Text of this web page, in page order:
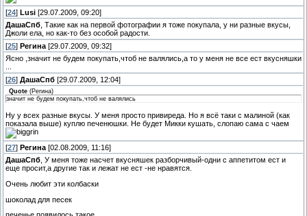
[24] Lusi [29.07.2009, 09:20]
ДашаСпб , Такие как на первой фотографии я тоже покупала, у ни разные вкусы,
Джоли ела, но как-то без особой радости.
[25] Регина [29.07.2009, 09:32]
Ясно ,значит не будем покупать,чтоб не валялись,а то у меня не все ест вкусняшки
[26] ДашаСпб [29.07.2009, 12:04]
Quote (Регина)
значит не будем покупать,чтоб не валялись
Ну у всех разные вкусы. У меня просто привиреда. Но я всё таки с малиной (как
показала выше) куплю печенюшки. Не будет Микки кушать, слопаю сама с чаем
[27] Регина [02.08.2009, 11:16]
ДашаСпб , У меня тоже насчет вкусняшек разборчивый-одни с аппетитом ест и
еще просит,а другие так и лежат не ест -не нравятся.
Очень любит эти колбаски
шоколад для песек